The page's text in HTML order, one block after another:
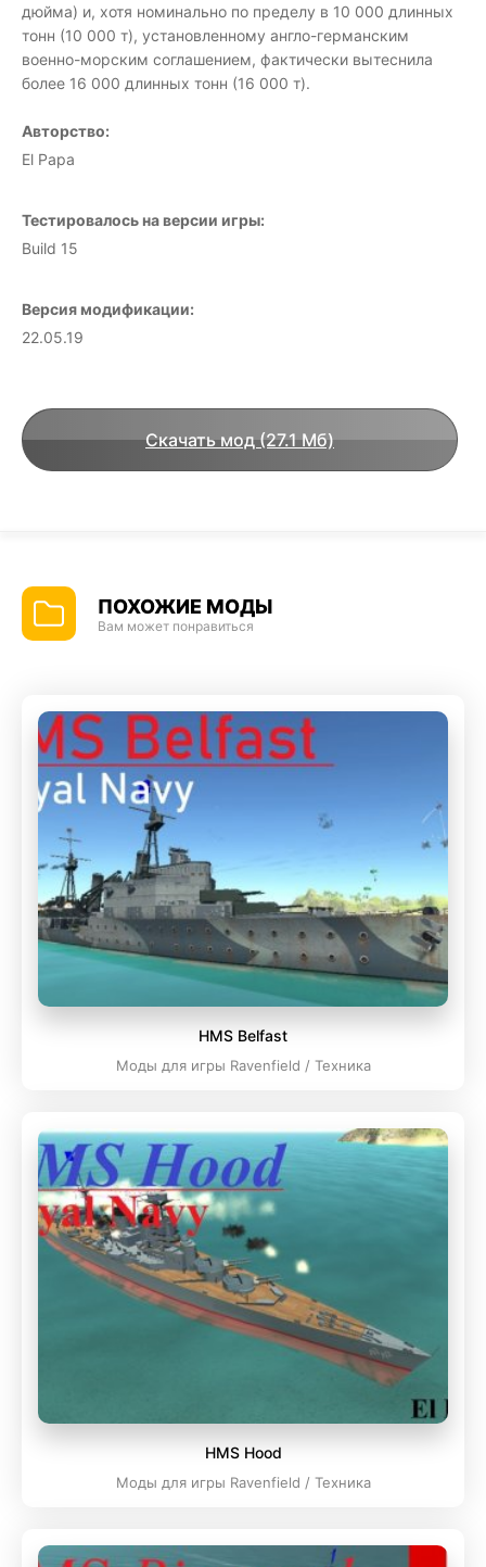
дюйма) и, хотя номинально по пределу в 10 000 длинных
тонн (10 000 т), установленному англо-германским
военно-морским соглашением, фактически вытеснила
более 16 000 длинных тонн (16 000 т).
Авторство:
El Papa
Тестировалось на версии игры:
Build 15
Версия модификации:
22.05.19
Скачать мод (27.1 Мб)
ПОХОЖИЕ МОДЫ
Вам может понравиться
HMS Belfast
Моды для игры Ravenfield / Техника
HMS Hood
Моды для игры Ravenfield / Техника